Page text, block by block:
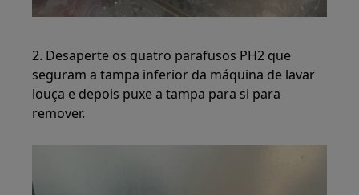
2. Desaperte os quatro parafusos PH2 que
seguram a tampa inferior da máquina de lavar
louça e depois puxe a tampa para si para
remover.